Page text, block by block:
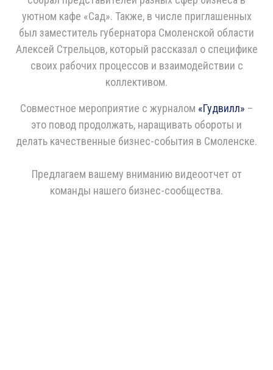
уютном кафе «Сад». Также, в числе приглашенных
был заместитель губернатора Смоленской области
Алексей Стрельцов, который рассказал о специфике
своих рабочих процессов и взаимодействии с
коллективом.
Совместное мероприятие с журналом «Гудвилл» –
это повод продолжать, наращивать обороты и
делать качественные бизнес-события в Смоленске.
Предлагаем вашему вниманию видеоотчет от
команды нашего бизнес-сообщества.